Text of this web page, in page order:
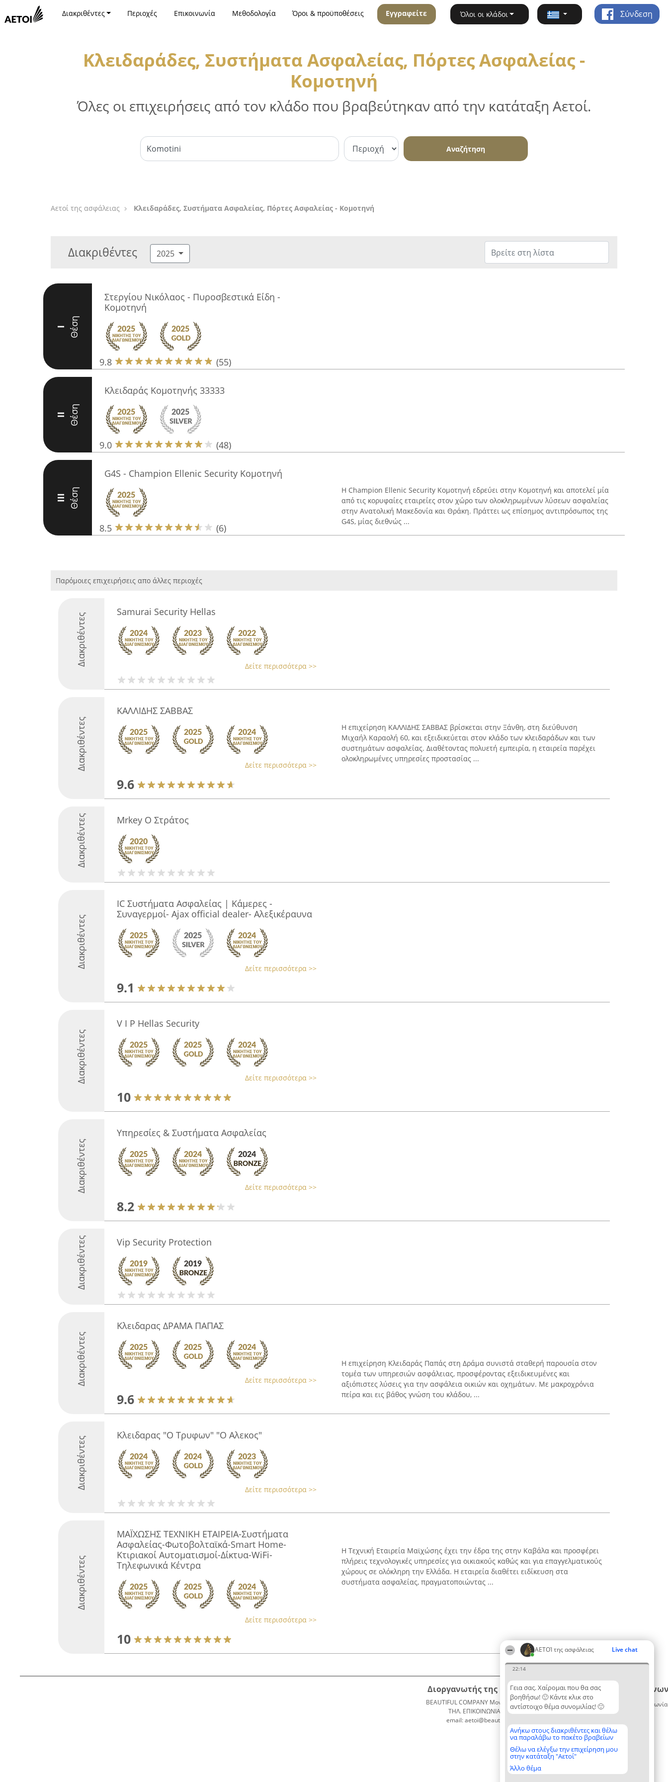
ΑΕΤΟΊ της ασφάλειας Live chat
22:14
Γεια σας. Χαίρομαι που θα σας
βοηθήσω! 🙂 Κάντε κλικ στο
αντίστοιχο θέμα συνομιλίας! 🙂
Ανήκω στους διακριθέντες και θέλω
να παραλάβω το πακέτο βραβείων
Θέλω να ελέγξω την επιχείρηση μου
στην κατάταξη "Αετοί"
Άλλο θέμα
Διακριθέντες Περιοχές Επικοινωνία Μεθοδολογία Όροι & προϋποθέσεις Εγγραφείτε Όλοι οι κλάδοι Σύνδεση
Κλειδαράδες, Συστήματα Ασφαλείας, Πόρτες Ασφαλείας -
Κομοτηνή
Όλες οι επιχειρήσεις από τον κλάδο που βραβεύτηκαν από την κατάταξη Αετοί.
Αναζήτηση
Αετοί της ασφάλειας Κλειδαράδες, Συστήματα Ασφαλείας, Πόρτες Ασφαλείας - Κομοτηνή
Διακριθέντες 2025
I Θέση
Στεργίου Νικόλαος - Πυροσβεστικά Είδη -
Κομοτηνή
9.8 (55)
II Θέση
Κλειδαράς Κομοτηνής 33333
9.0 (48)
III Θέση
G4S - Champion Ellenic Security Κομοτηνή
8.5 (6)
Η Champion Ellenic Security Κομοτηνή εδρεύει στην Κομοτηνή και αποτελεί μία
από τις κορυφαίες εταιρείες στον χώρο των ολοκληρωμένων λύσεων ασφαλείας
στην Ανατολική Μακεδονία και Θράκη. Πράττει ως επίσημος αντιπρόσωπος της
G4S, μίας διεθνώς ...
Παρόμοιες επιχειρήσεις απο άλλες περιοχές
Διακριθέντες
Samurai Security Hellas
Δείτε περισσότερα >>
Διακριθέντες
ΚΑΛΛΙΔΗΣ ΣΑΒΒΑΣ
Δείτε περισσότερα >>
9.6
Η επιχείρηση ΚΑΛΛΙΔΗΣ ΣΑΒΒΑΣ βρίσκεται στην Ξάνθη, στη διεύθυνση
Μιχαήλ Καραολή 60, και εξειδικεύεται στον κλάδο των κλειδαράδων και των
συστημάτων ασφαλείας. Διαθέτοντας πολυετή εμπειρία, η εταιρεία παρέχει
ολοκληρωμένες υπηρεσίες προστασίας ...
Διακριθέντες Mrkey Ο Στράτος
Διακριθέντες
IC Συστήματα Ασφαλείας | Κάμερες -
Συναγερμοί- Ajax official dealer- Αλεξικέραυνα
Δείτε περισσότερα >>
9.1
Διακριθέντες
V I P Hellas Security
Δείτε περισσότερα >>
10
Διακριθέντες
Υπηρεσίες & Συστήματα Ασφαλείας
Δείτε περισσότερα >>
8.2
Διακριθέντες Vip Security Protection
Διακριθέντες
Κλειδαρας ΔΡΑΜΑ ΠΑΠΑΣ
Δείτε περισσότερα >>
9.6
Η επιχείρηση Κλειδαράς Παπάς στη Δράμα συνιστά σταθερή παρουσία στον
τομέα των υπηρεσιών ασφάλειας, προσφέροντας εξειδικευμένες και
αξιόπιστες λύσεις για την ασφάλεια οικιών και οχημάτων. Με μακροχρόνια
πείρα και εις βάθος γνώση του κλάδου, ...
Διακριθέντες
Κλειδαρας "Ο Τρυφων" "Ο Αλεκος"
Δείτε περισσότερα >>
Διακριθέντες
ΜΑΪΧΩΣΗΣ ΤΕΧΝΙΚΗ ΕΤΑΙΡΕΙΑ-Συστήματα
Ασφαλείας-Φωτοβολταϊκά-Smart Home-
Κτιριακοί Αυτοματισμοί-Δίκτυα-WiFi-
Τηλεφωνικά Κέντρα
Δείτε περισσότερα >>
10
Η Τεχνική Εταιρεία Μαϊχώσης έχει την έδρα της στην Καβάλα και προσφέρει
πλήρεις τεχνολογικές υπηρεσίες για οικιακούς καθώς και για επαγγελματικούς
χώρους σε ολόκληρη την Ελλάδα. Η εταιρεία διαθέτει ειδίκευση στα
συστήματα ασφαλείας, πραγματοποιώντας ...
Διοργανωτής της κατάταξης
BEAUTIFUL COMPANY Μονοπρόσωπη ΙΚΕ
ΤΗΛ. ΕΠΙΚΟΙΝΩΝΙΑΣ: 2104128019
email: aetoi@beautifulcompany.co
Κατάταξη
Διακριθέντες
Λίστα
διακριθέντων
Μεθοδολογία
Όροι &
προϋποθέσεις
ΑΠΟΡΡΗΤΟΥ
Επικοινωνία